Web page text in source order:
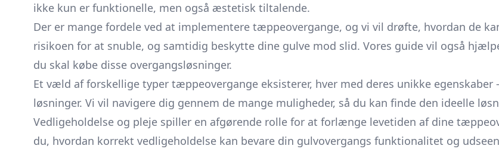
ikke kun er funktionelle, men også æstetisk tiltalende.
Der er mange fordele ved at implementere tæppeovergange, og vi vil drøfte, hvordan de
risikoen for at snuble, og samtidig beskytte dine gulve mod slid. Vores guide vil også
du skal købe disse overgangsløsninger.
Et væld af forskellige typer tæppeovergange eksisterer, hver med deres unikke
løsninger. Vi vil navigere dig gennem de mange muligheder, så du kan finde den ideelle
Vedligeholdelse og pleje spiller en afgørende rolle for at forlænge levetiden af dine
du, hvordan korrekt vedligeholdelse kan bevare din gulvovergangs funktionalitet og